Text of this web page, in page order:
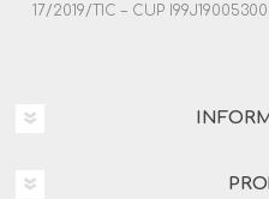
17/2019/TIC – CUP